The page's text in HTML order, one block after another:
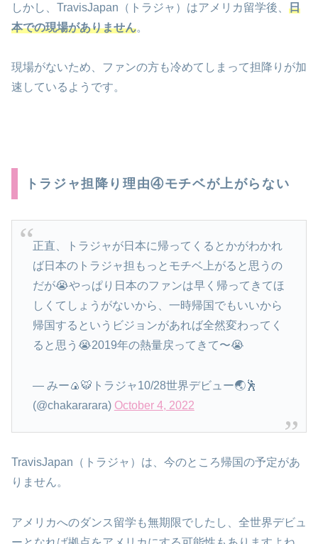
しかし、TravisJapan（トラジャ）はアメリカ留学後、 日
本での現場がありません。
現場がないため、ファンの方も冷めてしまって担降りが加
速しているようです。
トラジャ担降り理由④モチベが上がらない
正直、トラジャが日本に帰ってくるとかがわかれ
ば日本のトラジャ担もっとモチベ上がると思うの
だが😭やっぱり日本のファンは早く帰ってきてほ
しくてしょうがないから、一時帰国でもいいから
帰国するというビジョンがあれば全然変わってく
ると思う😭2019年の熱量戻ってきて〜😭
— みー🍙🐯トラジャ10/28世界デビュー🌏🕺
(@chakararara) October 4, 2022
TravisJapan（トラジャ）は、今のところ帰国の予定があ
りません。
アメリカへのダンス留学も無期限でしたし、全世界デビュ